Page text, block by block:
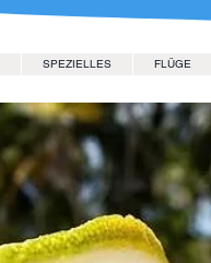
SPEZIELLES FLÜGE